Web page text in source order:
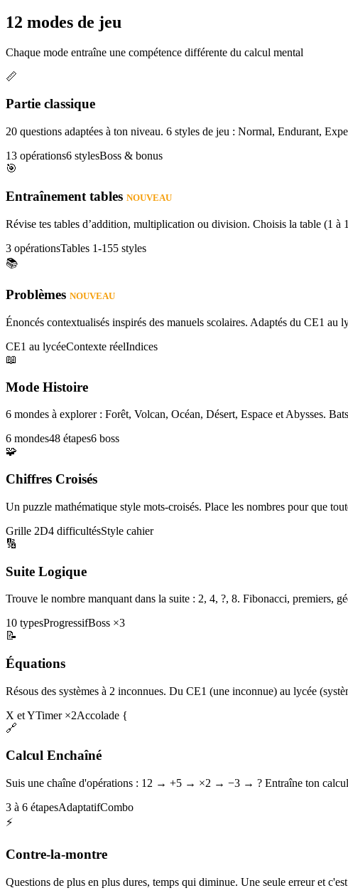
12 modes de jeu
Chaque mode entraîne une compétence différente du calcul mental
📏
Partie classique
20 questions adaptées à ton niveau. 6 styles de jeu : Normal, Endurant,
13 opérations6 stylesBoss & bonus
🎯
Entraînement tables NOUVEAU
Révise tes tables d’addition, multiplication ou division. Choisis la table (1 à
3 opérationsTables 1-155 styles
📚
Problèmes NOUVEAU
Énoncés contextualisés inspirés des manuels scolaires. Adaptés du CE1 au
CE1 au lycéeContexte réelIndices
📖
Mode Histoire
6 mondes à explorer : Forêt, Volcan, Océan, Désert, Espace et Abysses.
6 mondes48 étapes6 boss
🧩
Chiffres Croisés
Un puzzle mathématique style mots-croisés. Place les nombres pour que
Grille 2D4 difficultésStyle cahier
🔢
Suite Logique
Trouve le nombre manquant dans la suite : 2, 4, ?, 8. Fibonacci, premiers,
10 typesProgressifBoss ×3
📝
Équations
Résous des systèmes à 2 inconnues. Du CE1 (une inconnue) au lycée
X et YTimer ×2Accolade {
🔗
Calcul Enchaîné
Suis une chaîne d'opérations : 12 → +5 → ×2 → −3 → ? Entraîne ton calcul
3 à 6 étapesAdaptatifCombo
⚡
Contre-la-montre
Questions de plus en plus dures, temps qui diminue. Une seule erreur et